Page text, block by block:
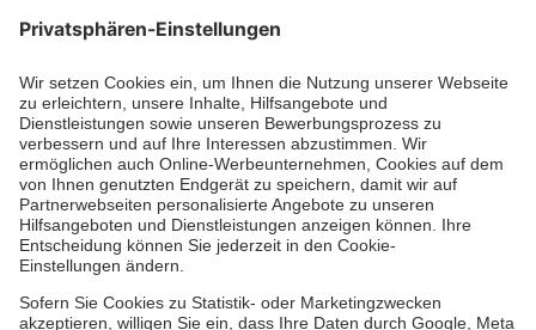
Die Johanniter GmbH führt das Spendenzertifikat
des Deutschen Spendenrats e.V.